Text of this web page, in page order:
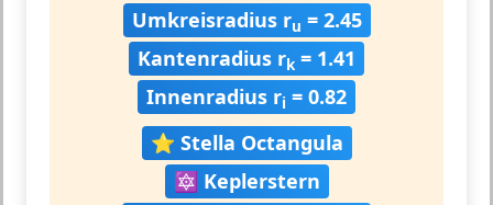
Umkreisradius ru = 2.45
Kantenradius rk = 1.41
Innenradius ri = 0.82
⭐ Stella Octangula
🔯 Keplerstern